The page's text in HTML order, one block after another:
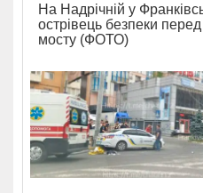
На Надрічній у
острівець безпеки
мосту (ФОТО)